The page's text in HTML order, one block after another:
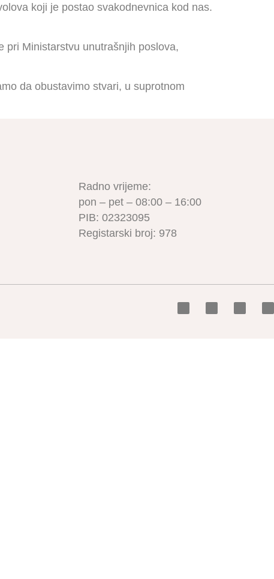
koji je postao svakodnevnica kod nas.
pri Ministarstvu unutrašnjih poslova,
da obustavimo stvari, u suprotnom
Radno vrijeme:
pon – pet – 08:00 – 16:00
PIB: 02323095
Registarski broj: 978